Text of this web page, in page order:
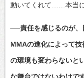
動いてくれて……本当に
──責任を感じるのが、
MMAの進化によって
の環境も変わらないと
な舞台ではないわけで